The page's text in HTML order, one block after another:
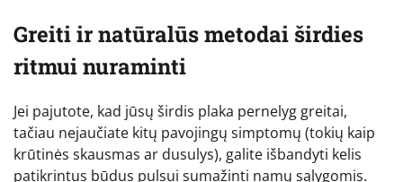
Greiti ir natūralūs metodai širdies
ritmui nuraminti
Jei pajutote, kad jūsų širdis plaka pernelyg greitai,
tačiau nejaučiate kitų pavojingų simptomų (tokių kaip
krūtinės skausmas ar dusulys), galite išbandyti kelis
patikrintus būdus pulsui sumažinti namų sąlygomis.